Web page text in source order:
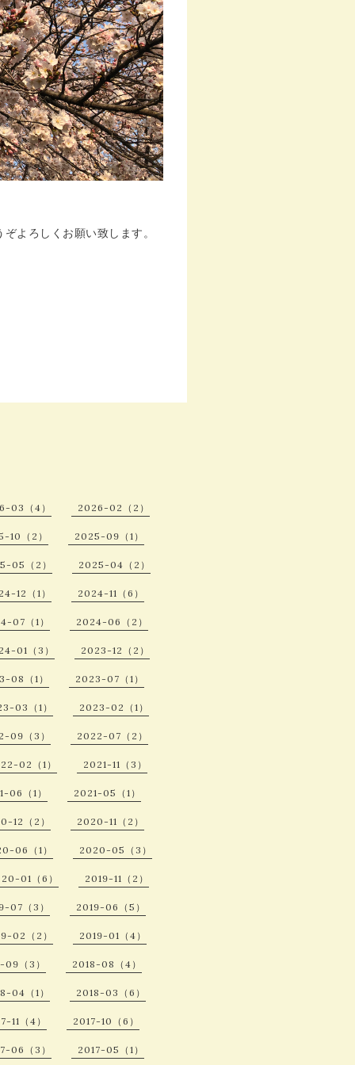
よろしくお願い致します。
03（4） 2026-02（2）
10（2） 2025-09（1）
05（2） 2025-04（2）
12（1） 2024-11（6）
07（1） 2024-06（2）
01（3） 2023-12（2）
08（1） 2023-07（1）
03（1） 2023-02（1）
09（3） 2022-07（2）
02（1） 2021-11（3）
06（1） 2021-05（1）
12（2） 2020-11（2）
06（1） 2020-05（3）
01（6） 2019-11（2）
07（3） 2019-06（5）
02（2） 2019-01（4）
09（3） 2018-08（4）
04（1） 2018-03（6）
11（4） 2017-10（6）
06（3） 2017-05（1）